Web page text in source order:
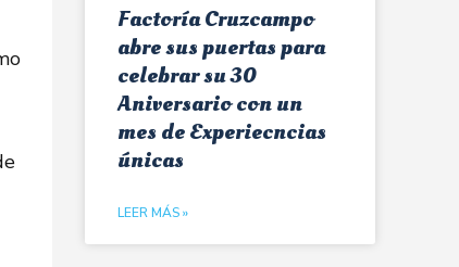
Factoría Cruzcampo
abre sus puertas para
celebrar su 30
Aniversario con un
mes de Experiecncias
únicas
LEER MÁS »